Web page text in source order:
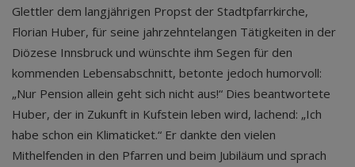
Glettler dem langjährigen Propst der Stadtpfarrkirche,
Florian Huber, für seine jahrzehntelangen Tätigkeiten in der
Diözese Innsbruck und wünschte ihm Segen für den
kommenden Lebensabschnitt, betonte jedoch humorvoll:
„Nur Pension allein geht sich nicht aus!“ Dies beantwortete
Huber, der in Zukunft in Kufstein leben wird, lachend: „Ich
habe schon ein Klimaticket.“ Er dankte den vielen
Mithelfenden in den Pfarren und beim Jubiläum und sprach